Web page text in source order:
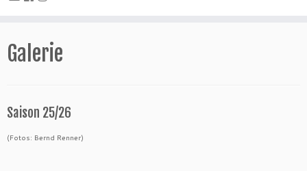
Inhalt
springen
Galerie
Saison 25/26
(Fotos: Bernd Renner)